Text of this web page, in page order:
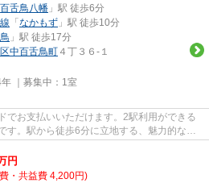
百舌鳥八幡 」駅 徒歩6分
「 なかもず 」駅 徒歩10分
」駅 徒歩17分
中百舌鳥町 ４丁３６-１
｜募集中： 1室
でお支払いいただけます。2駅利用ができる
す。駅から徒歩6分に立地する、魅力的な駅
円
・共益費 4,200円)